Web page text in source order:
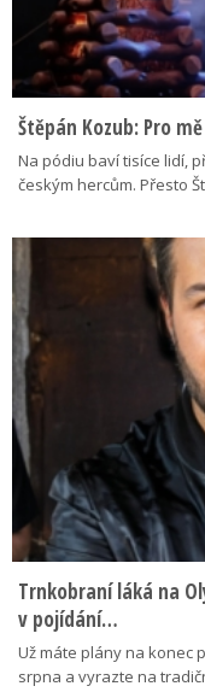
Štěpán Kozub: Pro
Na pódiu baví tisíce lidí,
českým hercům. Přesto
Trnkobraní láká na
v pojídání…
Už máte plány na konec
srpna a vyrazte na